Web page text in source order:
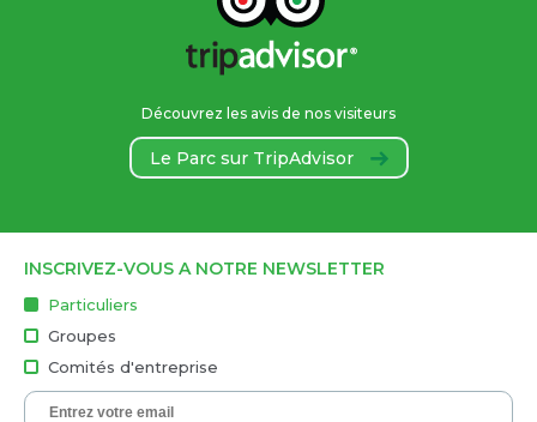
Découvrez les avis de nos visiteurs
Le Parc sur TripAdvisor
INSCRIVEZ-VOUS A NOTRE NEWSLETTER
Particuliers
Groupes
Comités d'entreprise